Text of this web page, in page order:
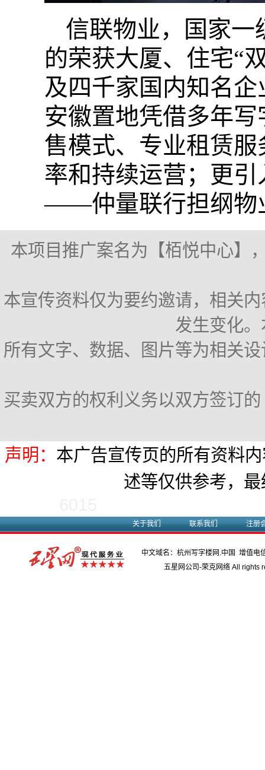
信联物业，国家一
的荣获大厦、住宅“
及四千家国内知名
安徽置地凭借多年
售模式、专业租赁
率和持续运营；更
——仲量联行担纲物
本项目推广案名为【栢悦中心】
本宣传资料仅为要约邀请，相关
发生变化
所有文字、数据、图片等为相关
买卖双方的权利义务以双方签订
声明： 本广告宣传页的所有资料
述等仅供参考，
关于我们 联系我们 注册
中文域名：杭州写字楼网.中国 增值电
五星网公司-荣克网络 All